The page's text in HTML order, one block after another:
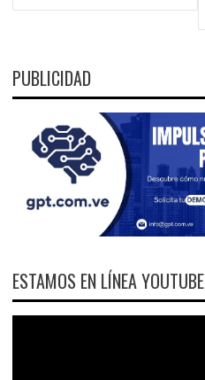
PUBLICIDAD
ESTAMOS EN LÍNEA YOUTUBE